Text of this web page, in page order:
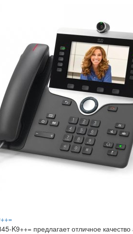
K9++= предлагает отличное